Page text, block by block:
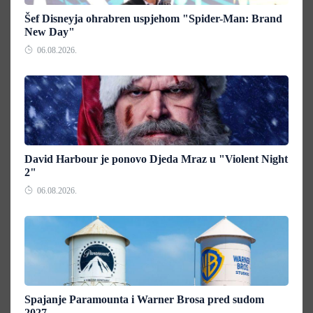
Šef Disneyja ohrabren uspjehom "Spider-Man: Brand
New Day"
06.08.2026.
David Harbour je ponovo Djeda Mraz u "Violent Night
2"
06.08.2026.
Spajanje Paramounta i Warner Brosa pred sudom